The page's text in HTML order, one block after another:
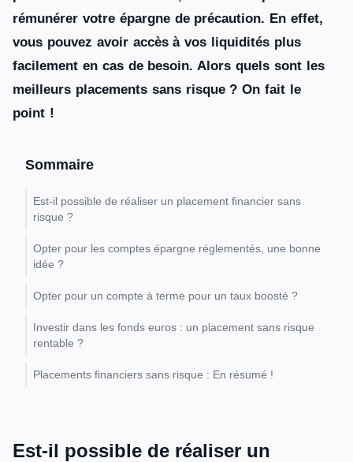
rémunérer votre épargne de précaution. En effet,
vous pouvez avoir accès à vos liquidités plus
facilement en cas de besoin. Alors quels sont les
meilleurs placements sans risque ? On fait le
point !
Sommaire
Est-il possible de réaliser un placement financier sans
risque ?
Opter pour les comptes épargne réglementés, une bonne
idée ?
Opter pour un compte à terme pour un taux boosté ?
Investir dans les fonds euros : un placement sans risque
rentable ?
Placements financiers sans risque : En résumé !
Est-il possible de réaliser un